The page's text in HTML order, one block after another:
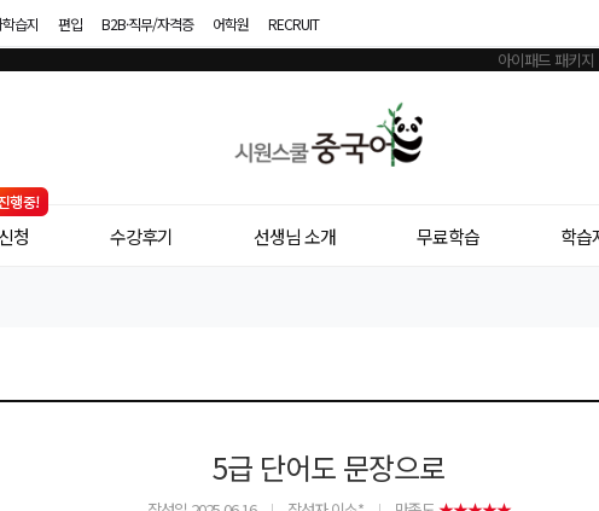
습지 편입 B2B·직무/자격증 어학원 RECRUIT
어
청 수강후기 선생님 소개 무료학습 학습
5급 단어도 문장으로